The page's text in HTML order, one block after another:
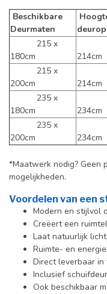
Beschikbare
Deurmaten
215 x
180cm
214cm
215 x
200cm
214cm
235 x
180cm
234cm
235 x
200cm
234cm
*Maatwerk nodig? Geen
mogelijkheden.
Voordelen van een
Modern en stijlvol
Creëert een
Laat natuurlijk
Ruimte- en
Direct leverbaar in
Inclusief
Ook beschikbaar